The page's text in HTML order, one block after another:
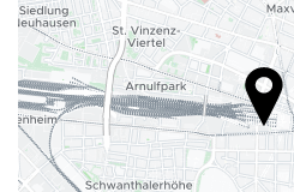
Fitness
Receptionen
Døgnåben reception
Bagageopbevaring